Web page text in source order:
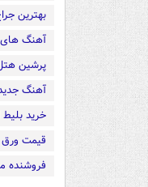
بهترین
آهنگ
پرشین
آهنگ
خرید
قیمت
فروشنده